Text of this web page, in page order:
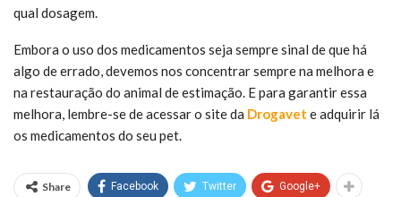
qual dosagem.
Embora o uso dos medicamentos seja sempre sinal de que há
algo de errado, devemos nos concentrar sempre na melhora e
na restauração do animal de estimação. E para garantir essa
melhora, lembre-se de acessar o site da Drogavet e adquirir lá
os medicamentos do seu pet.
Share Facebook Twitter Google+